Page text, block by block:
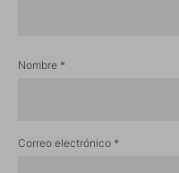
Nombre *
Correo electrónico *